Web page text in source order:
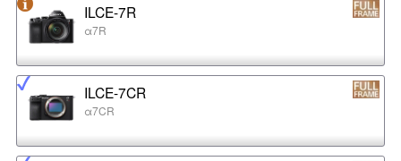
ILCE-7R
α7R
ILCE-7CR
α7CR